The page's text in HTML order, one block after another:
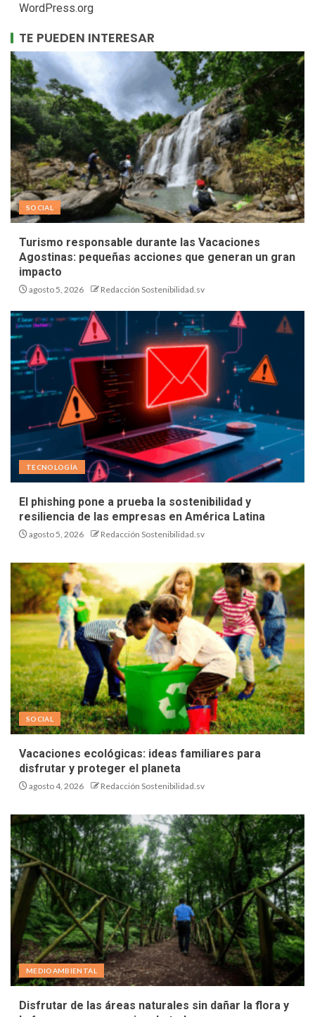
WordPress.org
TE PUEDEN INTERESAR
SOCIAL
Turismo responsable durante las Vacaciones
Agostinas: pequeñas acciones que generan un gran
impacto
agosto 5, 2026 Redacción Sostenibilidad.sv
TECNOLOGÍA
El phishing pone a prueba la sostenibilidad y
resiliencia de las empresas en América Latina
agosto 5, 2026 Redacción Sostenibilidad.sv
SOCIAL
Vacaciones ecológicas: ideas familiares para
disfrutar y proteger el planeta
agosto 4, 2026 Redacción Sostenibilidad.sv
MEDIOAMBIENTAL
Disfrutar de las áreas naturales sin dañar la flora y